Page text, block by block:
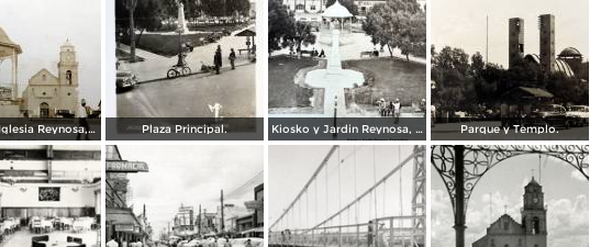
Kiosko e Iglesia Reynosa, Tamaulipas. Plaza Principal. Kiosko y Jardin Reynosa, Tamaulipas ( Circulada el 2 de Febrero de 1949 ). Parque y Templo.